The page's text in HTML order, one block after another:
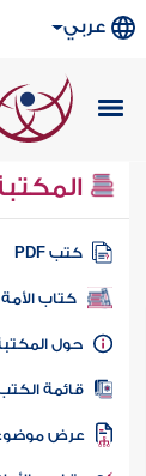
عربي
كتب PDF
كتاب الأمة
المكتبة
الكتب